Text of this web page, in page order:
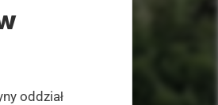
oddział